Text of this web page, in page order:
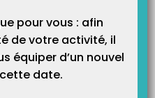
pour vous : afin
de votre activité, il
équiper d’un nouvel
date.